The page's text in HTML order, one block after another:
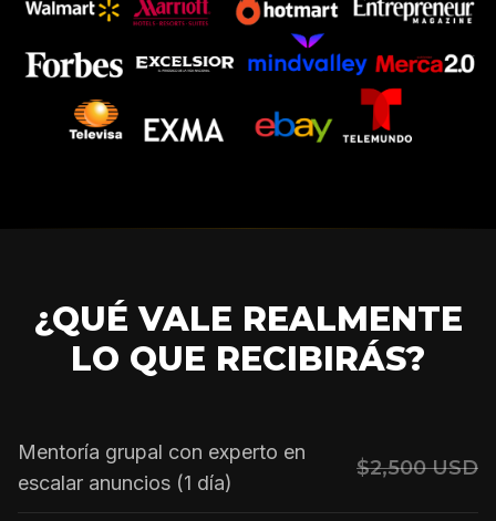
¿QUÉ VALE REALMENTE
LO QUE RECIBIRÁS?
Mentoría grupal con experto en
escalar anuncios (1 día)
$2,500 USD